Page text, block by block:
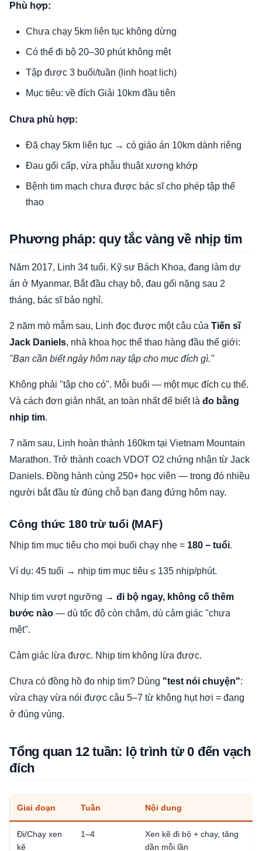
Phù hợp:
Chưa chạy 5km liên tục không dừng
Có thể đi bộ 20–30 phút không mệt
Tập được 3 buổi/tuần (linh hoạt lịch)
Mục tiêu: về đích Giải 10km đầu tiên
Chưa phù hợp:
Đã chạy 5km liên tục → có giáo án 10km dành riêng
Đau gối cấp, vừa phẫu thuật xương khớp
Bệnh tim mạch chưa được bác sĩ cho phép tập thể
thao
Phương pháp: quy tắc vàng về nhịp tim
Năm 2017, Linh 34 tuổi. Kỹ sư Bách Khoa, đang làm dự
án ở Myanmar. Bắt đầu chạy bộ, đau gối nặng sau 2
tháng, bác sĩ bảo nghỉ.
2 năm mò mẫm sau, Linh đọc được một câu của Tiến sĩ
Jack Daniels, nhà khoa học thể thao hàng đầu thế giới:
"Bạn cần biết ngày hôm nay tập cho mục đích gì."
Không phải "tập cho có". Mỗi buổi — một mục đích cụ thể.
Và cách đơn giản nhất, an toàn nhất để biết là đo bằng
nhịp tim.
7 năm sau, Linh hoàn thành 160km tại Vietnam Mountain
Marathon. Trở thành coach VDOT O2 chứng nhận từ Jack
Daniels. Đồng hành cùng 250+ học viên — trong đó nhiều
người bắt đầu từ đúng chỗ bạn đang đứng hôm nay.
Công thức 180 trừ tuổi (MAF)
Nhịp tim mục tiêu cho mọi buổi chạy nhẹ = 180 − tuổi.
Ví dụ: 45 tuổi → nhịp tim mục tiêu ≤ 135 nhịp/phút.
Nhịp tim vượt ngưỡng → đi bộ ngay, không cố thêm
bước nào — dù tốc độ còn chậm, dù cảm giác "chưa
mệt".
Cảm giác lừa được. Nhịp tim không lừa được.
Chưa có đồng hồ đo nhịp tim? Dùng "test nói chuyện":
vừa chạy vừa nói được câu 5–7 từ không hụt hơi = đang
ở đúng vùng.
Tổng quan 12 tuần: lộ trình từ 0 đến vạch
đích
Giai đoạn Tuần Nội dung
Đi/Chạy xen
kẽ
1–4
Xen kẽ đi bộ + chạy, tăng
dần mỗi lần